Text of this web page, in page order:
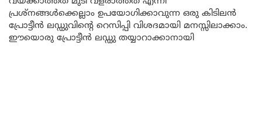
പ്രശ്നങ്ങൾക്കെല്ലാം ഉപയോഗിക്കാവുന്ന ഒരു കിടിലൻ
പ്രോട്ടീൻ ലഡ്ഡുവിന്റെ റെസിപ്പി വിശദമായി മനസ്സിലാക്കാം.
ഈയൊരു പ്രോട്ടീൻ ലഡ്ഡു തയ്യാറാക്കാനായി